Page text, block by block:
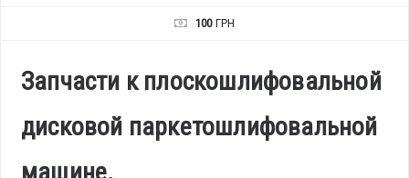
100 ГРН
Запчасти к плоскошлифовальной
дисковой паркетошлифовальной